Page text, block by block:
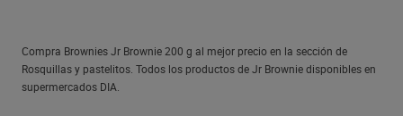
Compra Brownies Jr Brownie 200 g al mejor precio en la sección de
Rosquillas y pastelitos. Todos los productos de Jr Brownie disponibles en
supermercados DIA.